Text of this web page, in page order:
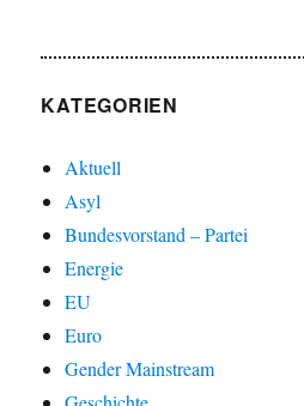
KATEGORIEN
Aktuell
Asyl
Bundesvorstand – Partei
Energie
EU
Euro
Gender Mainstream